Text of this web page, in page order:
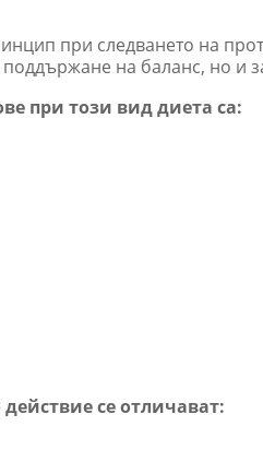
при следването на
на баланс, но и
при този вид диета са:
се отличават: